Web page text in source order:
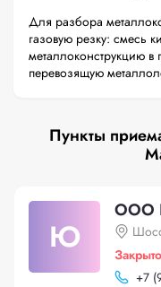
Для разбора
газовую резку: смесь
металлоконструкцию в
перевозящую
Пункты
Ю
ООО
Закрыто
+7